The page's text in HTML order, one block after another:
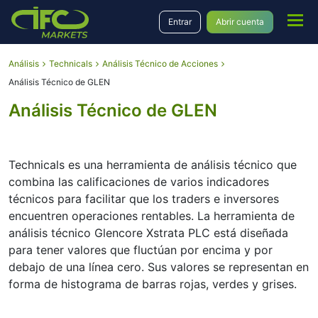
Entrar Abrir cuenta
Análisis Technicals
Análisis Técnico de Acciones
Análisis Técnico de GLEN
Análisis Técnico de GLEN
Technicals es una herramienta de análisis técnico que
combina las calificaciones de varios indicadores
técnicos para facilitar que los traders e inversores
encuentren operaciones rentables. La herramienta de
análisis técnico Glencore Xstrata PLC está diseñada
para tener valores que fluctúan por encima y por
debajo de una línea cero. Sus valores se representan en
forma de histograma de barras rojas, verdes y grises.